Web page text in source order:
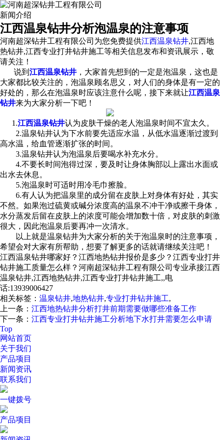
新闻介绍
江西温泉钻井分析泡温泉的注意事项
河南超深钻井工程有限公司为您免费提供江西温泉钻井,江西地
热钻井,江西专业打井钻井施工等相关信息发布和资讯展示，敬
请关注！
说到 江西温泉钻井 ，大家首先想到的一定是泡温泉，这也是
大家都比较关注的，泡温泉顾名思义，对人们的身体是有一定的
好处的，那么在泡温泉时应该注意什么呢，接下来就让江西温泉
钻井来为大家分析一下吧！
1.江西温泉钻井认为皮肤干燥的老人泡温泉时间不宜太久。
2.温泉钻井认为下水前要先适应水温，从低水温逐渐过渡到
高水温，给血管逐渐扩张的时间。
3.温泉钻井认为泡温泉后要喝水补充水分。
4.不要长时间泡得过深，要及时让身体胸部以上露出水面或
出水去休息。
5.泡温泉时可适时用冷毛巾擦脸。
6.有人认为把温泉里的成分留在皮肤上对身体有好处，其实
不然。如果泡过硫黄或碱分浓度高的温泉不冲干净或擦干身体，
水分蒸发后留在皮肤上的浓度可能会增加数十倍，对皮肤的刺激
很大，因此泡温泉后要再冲一次清水。
以上就是温泉钻井为大家分析的关于泡温泉时的注意事项，
希望会对大家有所帮助，想要了解更多的话就请继续关注吧！
江西温泉钻井哪家好？江西地热钻井报价是多少？江西专业打井
钻井施工质量怎么样？河南超深钻井工程有限公司专业承接江西
温泉钻井,江西地热钻井,江西专业打井钻井施工,,电
话:13939006427
相关标签： 温泉钻井,地热钻井,专业打井钻井施工,
上一条： 江西地热钻井分析打井前期需要做哪些准备工作
下一条： 江西专业打井钻井施工分析地下水打井需要怎么申请
Top
网站首页
关于我们
产品项目
新闻资讯
联系我们
一键拨号
产品项目